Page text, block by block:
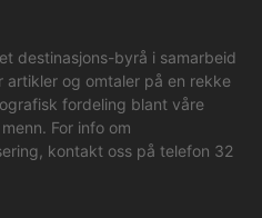
destinasjons-byrå i samarbeid
artikler og omtaler på en rekke
fordeling blant våre
For info om
kontakt oss på telefon 32